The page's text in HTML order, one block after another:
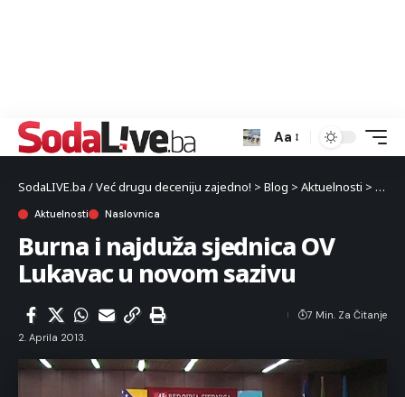
Aa
SodaLIVE.ba / Već drugu deceniju zajedno! > Blog > Aktuelnosti >
Aktuelnosti Naslovnica
Burna i najduža sjednica OV
Lukavac u novom sazivu
2. Aprila 2013.
7 Min. Za Čitanje